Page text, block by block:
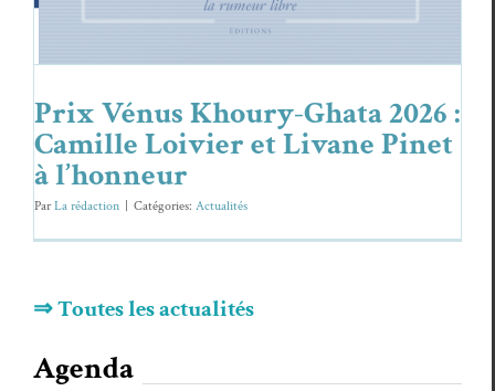
Prix Vénus Khoury-Ghata 2026 :
Camille Loivier et Livane Pinet
à l’honneur
ParLa rédaction Caté­gories: Actu­al­ités
⇒ Toutes les actualités
Agenda